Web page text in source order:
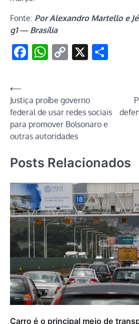
Fonte: Por Alexandro Martello e
g1 — Brasília
Facebook
WhatsApp
Copy
X
Navegação
de
Post
⟵
Justiça proíbe governo
federal de usar redes sociais
para promover Bolsonaro e
outras autoridades
Posts Relacionados
Carro é o principal meio de